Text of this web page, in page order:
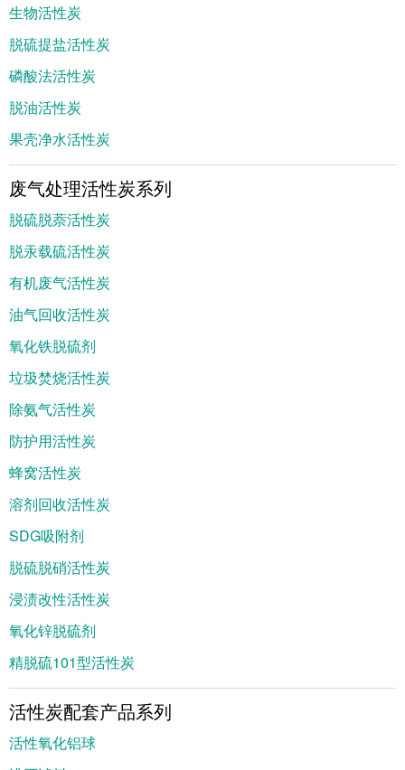
生物活性炭
脱硫提盐活性炭
磷酸法活性炭
脱油活性炭
果壳净水活性炭
废气处理活性炭系列
脱硫脱萘活性炭
脱汞载硫活性炭
有机废气活性炭
油气回收活性炭
氧化铁脱硫剂
垃圾焚烧活性炭
除氨气活性炭
防护用活性炭
蜂窝活性炭
溶剂回收活性炭
SDG吸附剂
脱硫脱硝活性炭
浸渍改性活性炭
氧化锌脱硫剂
精脱硫101型活性炭
活性炭配套产品系列
活性氧化铝球